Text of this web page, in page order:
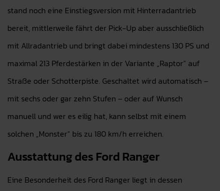
stand noch eine Einstiegsversion mit Hinterradantrieb
bereit, mittlerweile fährt der Pick-Up aber ausschließlich
mit Allradantrieb und bringt dabei mindestens 130 PS und
maximal 213 Pferdestärken in der Variante „Raptor“ auf
Straße oder Schotterpiste. Geschaltet wird automatisch –
mit sechs oder gar zehn Stufen – oder auf Wunsch
manuell und wer es eilig hat, kann selbst mit einem
solchen „Monster“ bis zu 180 km/h erreichen.
Ausstattung des Ford Ranger
Eine Besonderheit des Ford Ranger liegt in dessen